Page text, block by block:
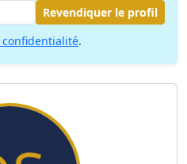
Revendiquer le profil
.